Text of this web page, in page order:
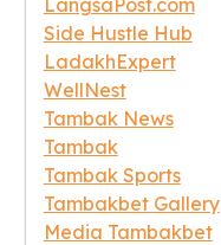
Side Hustle Hub
LadakhExpert
WellNest
Tambak News
Tambak
Tambak Sports
Tambakbet Gallery
Media Tambakbet